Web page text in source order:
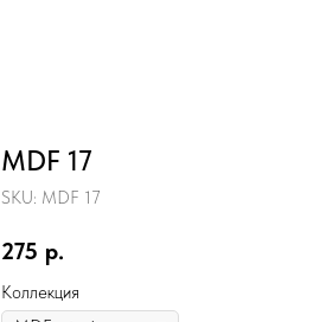
MDF 17
SKU: MDF 17
275 р.
Коллекция